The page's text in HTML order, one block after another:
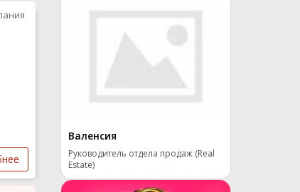
Валенсия
Руководитель отдела продаж (Real
Estate)